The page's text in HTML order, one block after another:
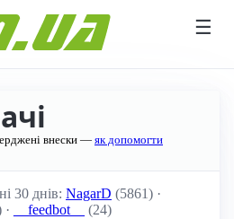
☰
внески — як допомогти
30 днів: NagarD (5861) ·
· __feedbot__ (24)